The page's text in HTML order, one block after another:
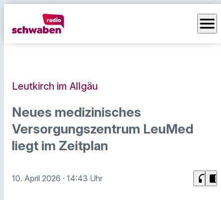
menu
Leutkirch im Allgäu
Neues medizinisches
Versorgungszentrum LeuMed
liegt im Zeitplan
10. April 2026 · 14:43 Uhr headphones chrome_reader_mode